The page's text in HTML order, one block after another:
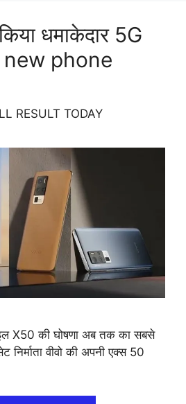
धमाकेदार 5G
phone
RESULT TODAY
X50 की घोषणा अब तक का सबसे
निर्माता वीवो की अपनी एक्स 50